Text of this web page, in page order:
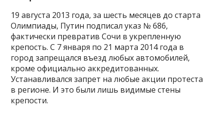
19 августа 2013 года, за шесть месяцев до старта
Олимпиады, Путин подписал указ № 686,
фактически превратив Сочи в укрепленную
крепость. С 7 января по 21 марта 2014 года в
город запрещался въезд любых автомобилей,
кроме официально аккредитованных.
Устанавливался запрет на любые акции протеста
в регионе. И это были лишь видимые стены
крепости.